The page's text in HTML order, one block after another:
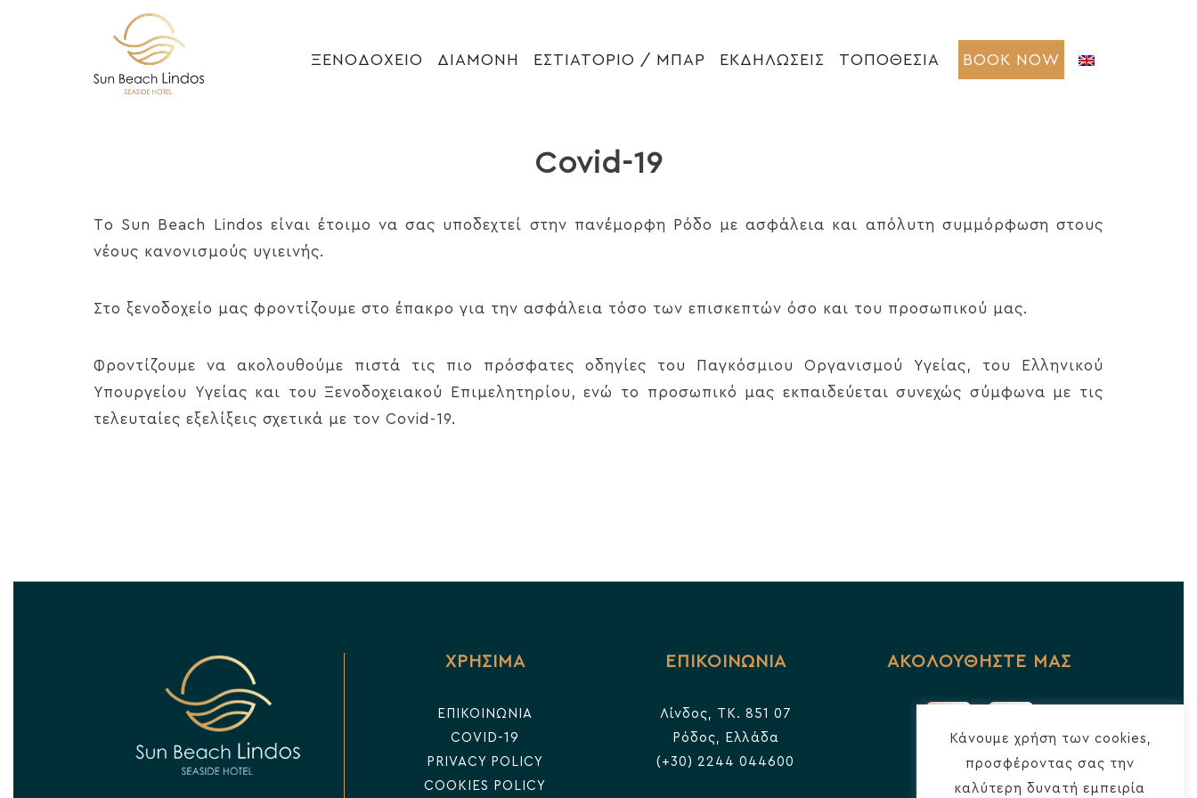
ΞΕΝΟΔΟΧΕΙΟ ΔΙΑΜΟΝΗ ΕΣΤΙΑΤΟΡΙΟ / ΜΠΑΡ ΕΚΔΗΛΩΣΕΙΣ ΤΟΠΟΘΕΣΙΑ BOOK NOW
Covid-19
Τo Sun Beach Lindos είναι έτοιμο να σας υποδεχτεί στην πανέμορφη Ρόδο με ασφάλεια και απόλυτη συμμόρφωση στους
νέους κανονισμούς υγιεινής.
Στο ξενοδοχείο μας φροντίζουμε στο έπακρο για την ασφάλεια τόσο των επισκεπτών όσο και του προσωπικού μας.
Φροντίζουμε να ακολουθούμε πιστά τις πιο πρόσφατες οδηγίες του Παγκόσμιου Οργανισμού Υγείας, του Ελληνικού
Υπουργείου Υγείας και του Ξενοδοχειακού Επιμελητηρίου, ενώ το προσωπικό μας εκπαιδεύεται συνεχώς σύμφωνα με τις
τελευταίες εξελίξεις σχετικά με τον Covid-19.
ΧΡΗΣΙΜΑ
ΕΠΙΚΟΙΝΩΝΙΑ
COVID-19
PRIVACY POLICY
COOKIES POLICY
ΕΠΙΚΟΙΝΩΝΙΑ
Λίνδος, TK. 851 07
Ρόδος, Ελλάδα
(+30) 2244 044600
ΑΚΟΛΟΥΘΗΣΤΕ ΜΑΣ
Κάνουμε χρήση των cookies,
προσφέροντας σας την
καλύτερη δυνατή εμπειρία